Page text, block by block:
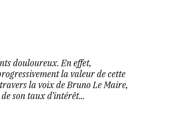
douloureux. En effet,
la valeur de cette
la voix de Bruno Le Maire,
son taux d’intérêt...